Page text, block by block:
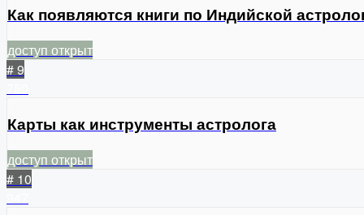
Как появляются книги по Индийской
доступ открыт
# 9
Карты как инструменты астролога
доступ открыт
# 10